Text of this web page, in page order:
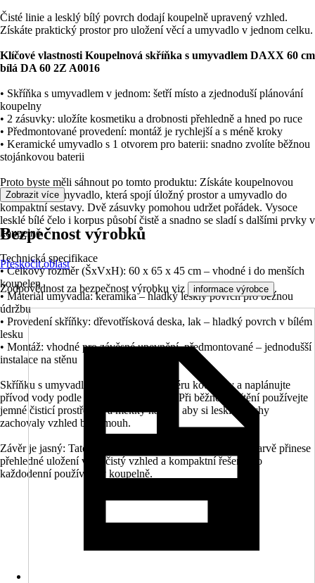
Čisté linie a lesklý bílý povrch dodají koupelně upravený vzhled.
Získáte praktický prostor pro uložení věcí a umyvadlo v jednom celku.
Klíčové vlastnosti Koupelnová skříňka s umyvadlem DAXX 60 cm
bílá DA 60 2Z A0016
• Skříňka s umyvadlem v jednom: šetří místo a zjednoduší plánování
koupelny
• 2 zásuvky: uložíte kosmetiku a drobnosti přehledně a hned po ruce
• Předmontované provedení: montáž je rychlejší a s méně kroky
• Keramické umyvadlo s 1 otvorem pro baterii: snadno zvolíte běžnou
stojánkovou baterii
Proto byste měli sáhnout po tomto produktu: Získáte koupelnovou
skříňku pod umyvadlo, která spojí úložný prostor a umyvadlo do
kompaktní sestavy. Dvě zásuvky pomohou udržet pořádek. Vysoce
lesklé bílé čelo i korpus působí čistě a snadno se sladí s dalšími prvky v
koupelně.
Technická specifikace
• Celkový rozměr (ŠxVxH): 60 x 65 x 45 cm – vhodné i do menších
koupelen
• Materiál umyvadla: keramika – hladký lesklý povrch pro běžnou
údržbu
• Provedení skříňky: dřevotřísková deska, lak – hladký povrch v bílém
lesku
• Montáž: vhodné pro závěsné upevnění, předmontované – jednodušší
instalace na stěnu
Skříňku s umyvadlem umístěte do interiéru koupelny a naplánujte
přívod vody podle 1 otvoru pro kohout. Při běžném čištění používejte
jemné čisticí prostředky a měkký hadřík, aby si lesklé plochy
zachovaly vzhled bez šmouh.
Závěr je jasný: Tato skříňka s umyvadlem DAXX v bílé barvě přinese
přehledné uložení věcí, čistý vzhled a kompaktní řešení pro
každodenní používání v koupelně.
Zobrazit více
Bezpečnost výrobků
Přeskočit oblast
Zodpovědnost za bezpečnost výrobku viz informace výrobce .